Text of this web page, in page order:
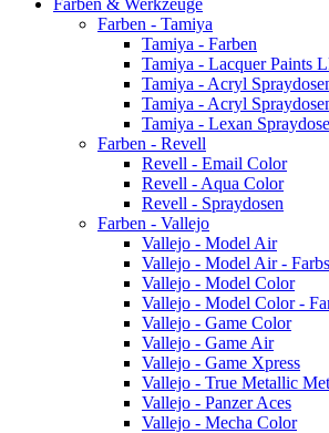
Farben & Werkzeuge
Farben - Tamiya
Tamiya - Farben
Tamiya - Lacquer Paints
Tamiya - Acryl
Tamiya - Acryl
Tamiya - Lexan
Farben - Revell
Revell - Email Color
Revell - Aqua Color
Revell - Spraydosen
Farben - Vallejo
Vallejo - Model Air
Vallejo - Model Air -
Vallejo - Model Color
Vallejo - Model Color -
Vallejo - Game Color
Vallejo - Game Air
Vallejo - Game Xpress
Vallejo - True Metallic
Vallejo - Panzer Aces
Vallejo - Mecha Color